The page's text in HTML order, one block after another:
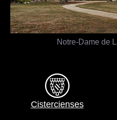
Notre-Dame de
Cistercienses